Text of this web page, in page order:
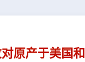
原产于美国